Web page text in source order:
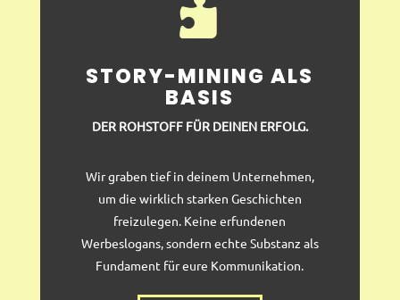

STORY-MINING ALS
BASIS
DER ROHSTOFF FÜR DEINEN ERFOLG.
Wir graben tief in deinem Unternehmen,
um die wirklich starken Geschichten
freizulegen. Keine erfundenen
Werbeslogans, sondern echte Substanz als
Fundament für eure Kommunikation.